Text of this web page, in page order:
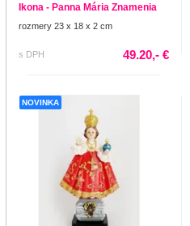
Ikona - Panna Mária Znamenia
rozmery 23 x 18 x 2 cm
s DPH 49.20,- €
NOVINKA